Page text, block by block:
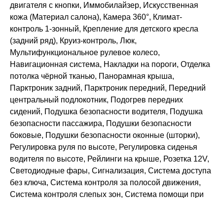
двигателя с кнопки, Иммобилайзер, Искусственная
кожа (Материал салона), Камера 360°, Климат-
контроль 1-зонный, Крепление для детского кресла
(задний ряд), Круиз-контроль, Люк,
Мультифункциональное рулевое колесо,
Навигационная система, Накладки на пороги, Отделка
потолка чёрной тканью, Панорамная крыша,
Парктроник задний, Парктроник передний, Передний
центральный подлокотник, Подогрев передних
сидений, Подушка безопасности водителя, Подушка
безопасности пассажира, Подушки безопасности
боковые, Подушки безопасности оконные (шторки),
Регулировка руля по высоте, Регулировка сиденья
водителя по высоте, Рейлинги на крыше, Розетка 12V,
Светодиодные фары, Сигнализация, Система доступа
без ключа, Система контроля за полосой движения,
Система контроля слепых зон, Система помощи при